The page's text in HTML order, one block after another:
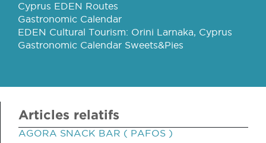
Cyprus EDEN Routes
Gastronomic Calendar
EDEN Cultural Tourism: Orini Larnaka, Cyprus
Gastronomic Calendar Sweets&Pies
Articles relatifs
AGORA SNACK BAR ( PAFOS )